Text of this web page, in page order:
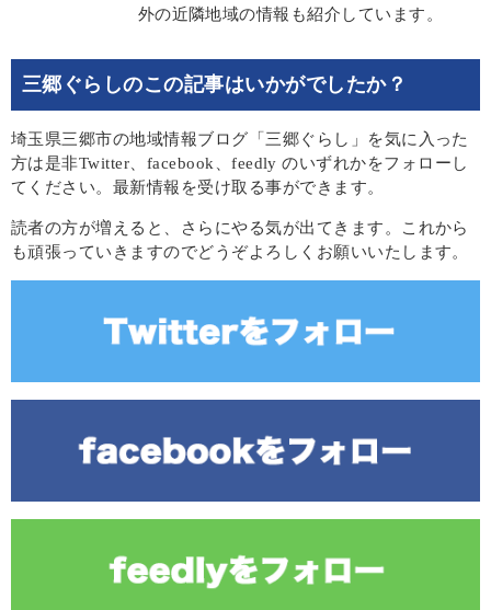
外の近隣地域の情報も紹介しています。
三郷ぐらしのこの記事はいかがでしたか？
埼玉県三郷市の地域情報ブログ「三郷ぐらし」を気に入った
方は是非Twitter、facebook、feedly のいずれかをフォローし
てください。最新情報を受け取る事ができます。
読者の方が増えると、さらにやる気が出てきます。これから
も頑張っていきますのでどうぞよろしくお願いいたします。